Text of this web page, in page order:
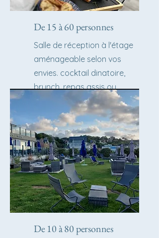
De 15 à 60 personnes
Salle de réception à l'étage
aménageable selon vos
envies. cocktail dinatoire,
brunch, repas assis ou
ambiance dansante...
De 10 à 80 personnes